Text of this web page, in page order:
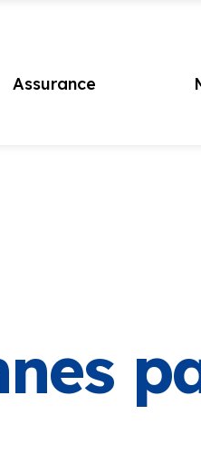
Assurance